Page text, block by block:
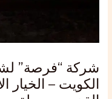
شركة “فرصة”
الكويت – الخيار